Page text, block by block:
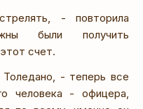
- повторила
были получить
счет.
- теперь все
человека - офицера,